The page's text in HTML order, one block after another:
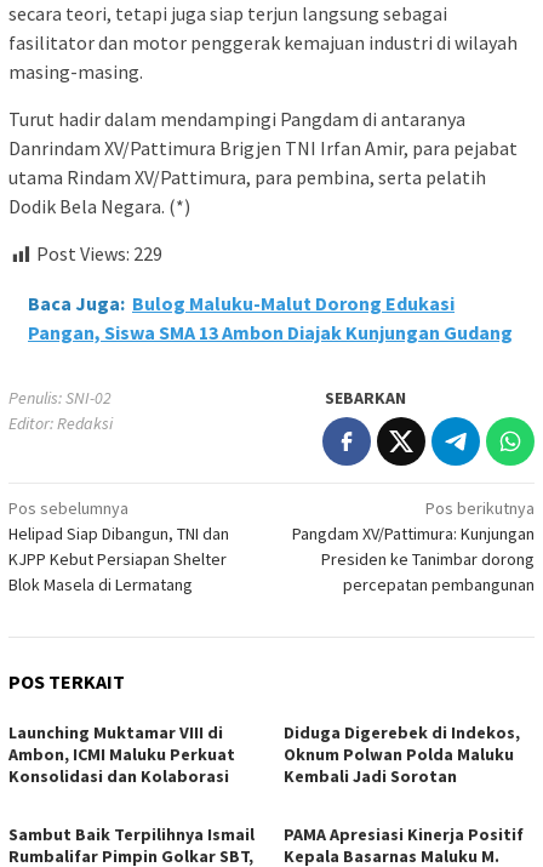
secara teori, tetapi juga siap terjun langsung sebagai
fasilitator dan motor penggerak kemajuan industri di wilayah
masing-masing.
​Turut hadir dalam mendampingi Pangdam di antaranya
Danrindam XV/Pattimura Brigjen TNI Irfan Amir, para pejabat
utama Rindam XV/Pattimura, para pembina, serta pelatih
Dodik Bela Negara. (*)
Post Views: 229
Baca Juga: Bulog Maluku-Malut Dorong Edukasi
Pangan, Siswa SMA 13 Ambon Diajak Kunjungan Gudang
Penulis: SNI-02
Editor: Redaksi
SEBARKAN
Navigasi
pos
Pos sebelumnya
Helipad Siap Dibangun, TNI dan
KJPP Kebut Persiapan Shelter
Blok Masela di Lermatang
Pos berikutnya
Pangdam XV/Pattimura: Kunjungan
Presiden ke Tanimbar dorong
percepatan pembangunan
POS TERKAIT
Launching Muktamar VIII di
Ambon, ICMI Maluku Perkuat
Konsolidasi dan Kolaborasi
Diduga Digerebek di Indekos,
Oknum Polwan Polda Maluku
Kembali Jadi Sorotan
Sambut Baik Terpilihnya Ismail
Rumbalifar Pimpin Golkar SBT,
PAMA Apresiasi Kinerja Positif
Kepala Basarnas Maluku M.